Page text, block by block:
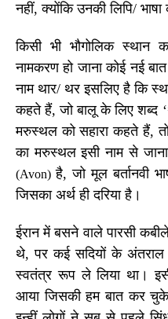
नहीं, क्योंकि उनकी लिपि/
किसी भी भौगोलिक
नामकरण हो जाना कोई नई
नाम थार/ थर इसलिए है कि
कहते हैं,जो बालू के लिए शब्द ‘
मरुस्थल को सहारा कहते हैं, तो
का मरुस्थल इसी नाम से जाना
(Avon) है, जो मूल बर्तानवी
जिसका अर्थ ही दरिया है।
ईरान में बसने वाले पारसी
थे, पर कई सदियों के अंतराल
स्वतंत्र रूप ले लिया था।
आया जिसकी हम बात कर चुके